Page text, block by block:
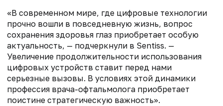
«В современном мире, где цифровые технологии
прочно вошли в повседневную жизнь, вопрос
сохранения здоровья глаз приобретает особую
актуальность, — подчеркнули в Sentiss. —
Увеличение продолжительности использования
цифровых устройств ставит перед нами
серьезные вызовы. В условиях этой динамики
профессия врача-офтальмолога приобретает
поистине стратегическую важность».